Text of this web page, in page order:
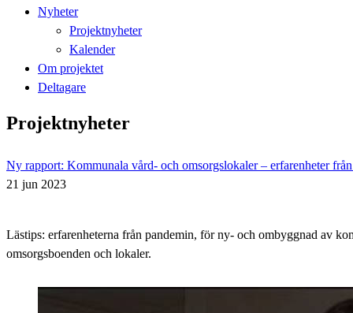
Nyheter
Projektnyheter
Kalender
Om projektet
Deltagare
Projektnyheter
Ny rapport: Kommunala vård- och omsorgslokaler – erfarenheter
21 jun 2023
Lästips: erfarenheterna från pandemin, för ny- och ombyggnad av
omsorgsboenden och lokaler.